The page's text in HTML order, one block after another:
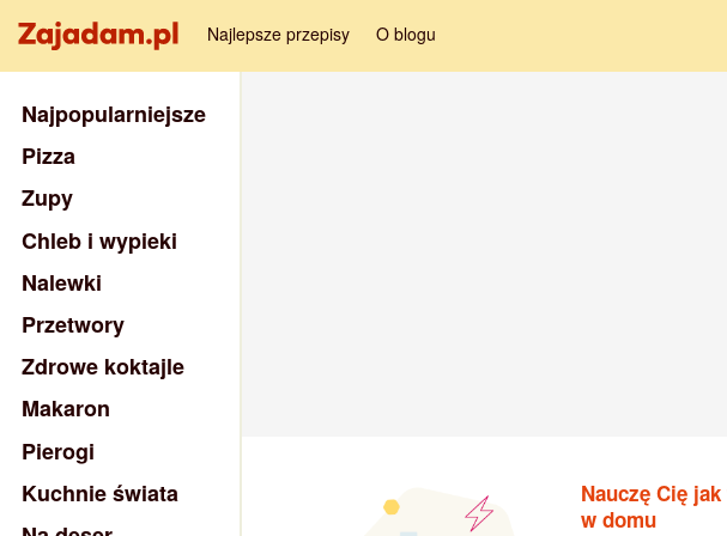
Najlepsze przepisy O blogu
Nauczę Cię
w domu
Najpopularniejsze
Pizza
Zupy
Chleb i wypieki
Nalewki
Przetwory
Zdrowe koktajle
Makaron
Pierogi
Kuchnie świata